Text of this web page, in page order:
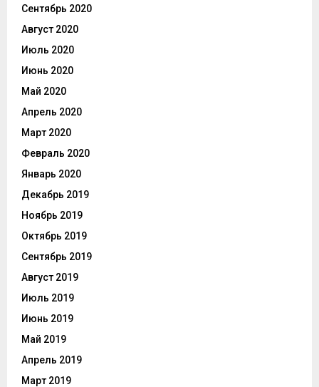
Сентябрь 2020
Август 2020
Июль 2020
Июнь 2020
Май 2020
Апрель 2020
Март 2020
Февраль 2020
Январь 2020
Декабрь 2019
Ноябрь 2019
Октябрь 2019
Сентябрь 2019
Август 2019
Июль 2019
Июнь 2019
Май 2019
Апрель 2019
Март 2019